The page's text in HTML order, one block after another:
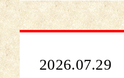
2026.07.29